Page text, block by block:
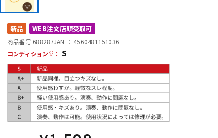
配信/ライブ機器
中古 ヴィンテージ
新品 WEB注文店頭受取可
商品番号 688287JAN ： 4560481151036
コンディション
： S